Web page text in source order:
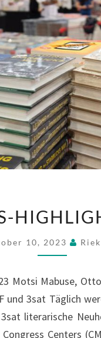
DER
10, 2023
Motsi Mabuse,
und 3sat Täglich
literarische
Centers